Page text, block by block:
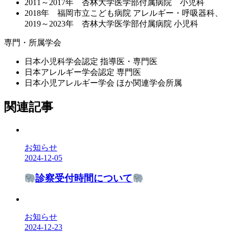
2011～2017年 杏林大学医学部付属病院 小児科
2018年 福岡市立こども病院 アレルギー・呼吸器科、
2019～2023年 杏林大学医学部付属病院 小児科
専門・所属学会
日本小児科学会認定 指導医・専門医
日本アレルギー学会認定 専門医
日本小児アレルギー学会 ほか関連学会所属
関連記事
お知らせ
2024-12-05
診察受付時間について
お知らせ
2024-12-23